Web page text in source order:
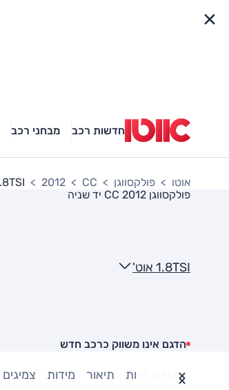
חדשות רכב מבחני רכב
אוטו פולקסווגן CC
2012
1.8TSI אוט'
פולקסווגן CC 2012
יד שניה
1.8TSI אוט'
הדגם אינו משווק כרכב חדש
תעודת זהות תיאור מידות צמיגים